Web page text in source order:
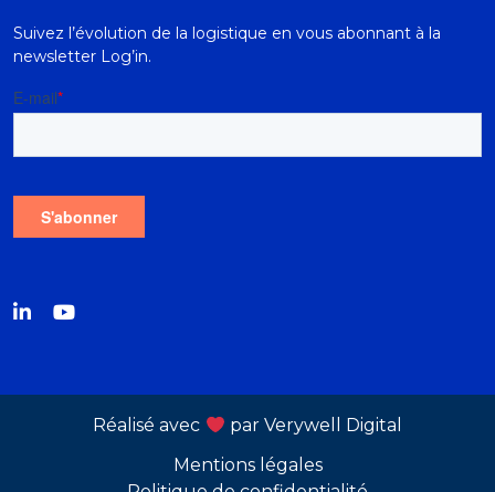
Suivez l’évolution de la logistique en vous abonnant à la
newsletter Log’in.
Réalisé avec par Verywell Digital
Mentions légales